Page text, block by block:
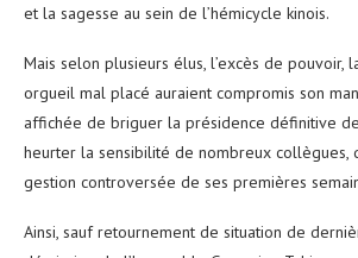
et la sagesse au sein de l’hémicycle kinois.
Mais selon plusieurs élus, l’excès de pouvoir,
orgueil mal placé auraient compromis son
affichée de briguer la présidence définitive de
heurter la sensibilité de nombreux collègues,
gestion controversée de ses premières
Ainsi, sauf retournement de situation de